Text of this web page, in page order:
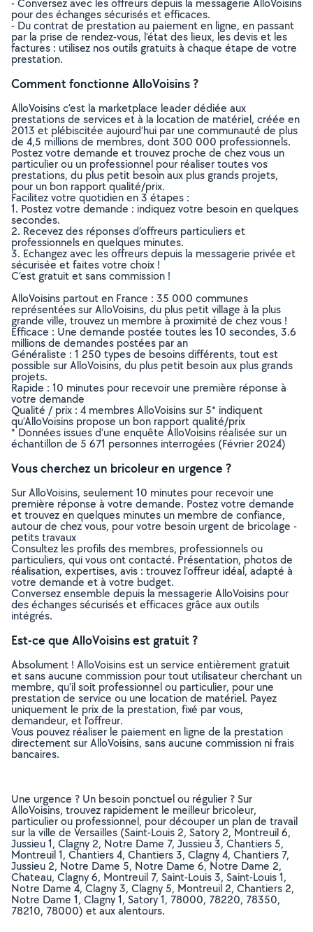
- Conversez avec les offreurs depuis la messagerie AlloVoisins
pour des échanges sécurisés et efficaces.
- Du contrat de prestation au paiement en ligne, en passant
par la prise de rendez-vous, l’état des lieux, les devis et les
factures : utilisez nos outils gratuits à chaque étape de votre
prestation.
Comment fonctionne AlloVoisins ?
AlloVoisins c’est la marketplace leader dédiée aux
prestations de services et à la location de matériel, créée en
2013 et plébiscitée aujourd’hui par une communauté de plus
de 4,5 millions de membres, dont 300 000 professionnels.
Postez votre demande et trouvez proche de chez vous un
particulier ou un professionnel pour réaliser toutes vos
prestations, du plus petit besoin aux plus grands projets,
pour un bon rapport qualité/prix.
Facilitez votre quotidien en 3 étapes :
1. Postez votre demande : indiquez votre besoin en quelques
secondes.
2. Recevez des réponses d’offreurs particuliers et
professionnels en quelques minutes.
3. Echangez avec les offreurs depuis la messagerie privée et
sécurisée et faites votre choix !
C’est gratuit et sans commission !
AlloVoisins partout en France : 35 000 communes
représentées sur AlloVoisins, du plus petit village à la plus
grande ville, trouvez un membre à proximité de chez vous !
Efficace : Une demande postée toutes les 10 secondes, 3.6
millions de demandes postées par an
Généraliste : 1 250 types de besoins différents, tout est
possible sur AlloVoisins, du plus petit besoin aux plus grands
projets.
Rapide : 10 minutes pour recevoir une première réponse à
votre demande
Qualité / prix : 4 membres AlloVoisins sur 5* indiquent
qu’AlloVoisins propose un bon rapport qualité/prix
* Données issues d’une enquête AlloVoisins réalisée sur un
échantillon de 5 671 personnes interrogées (Février 2024)
Vous cherchez un bricoleur en urgence ?
Sur AlloVoisins, seulement 10 minutes pour recevoir une
première réponse à votre demande. Postez votre demande
et trouvez en quelques minutes un membre de confiance,
autour de chez vous, pour votre besoin urgent de bricolage -
petits travaux
Consultez les profils des membres, professionnels ou
particuliers, qui vous ont contacté. Présentation, photos de
réalisation, expertises, avis : trouvez l'offreur idéal, adapté à
votre demande et à votre budget.
Conversez ensemble depuis la messagerie AlloVoisins pour
des échanges sécurisés et efficaces grâce aux outils
intégrés.
Est-ce que AlloVoisins est gratuit ?
Absolument ! AlloVoisins est un service entièrement gratuit
et sans aucune commission pour tout utilisateur cherchant un
membre, qu’il soit professionnel ou particulier, pour une
prestation de service ou une location de matériel. Payez
uniquement le prix de la prestation, fixé par vous,
demandeur, et l’offreur.
Vous pouvez réaliser le paiement en ligne de la prestation
directement sur AlloVoisins, sans aucune commission ni frais
bancaires.
Une urgence ? Un besoin ponctuel ou régulier ? Sur
AlloVoisins, trouvez rapidement le meilleur bricoleur,
particulier ou professionnel, pour découper un plan de travail
sur la ville de Versailles (Saint-Louis 2, Satory 2, Montreuil 6,
Jussieu 1, Clagny 2, Notre Dame 7, Jussieu 3, Chantiers 5,
Montreuil 1, Chantiers 4, Chantiers 3, Clagny 4, Chantiers 7,
Jussieu 2, Notre Dame 5, Notre Dame 6, Notre Dame 2,
Chateau, Clagny 6, Montreuil 7, Saint-Louis 3, Saint-Louis 1,
Notre Dame 4, Clagny 3, Clagny 5, Montreuil 2, Chantiers 2,
Notre Dame 1, Clagny 1, Satory 1, 78000, 78220, 78350,
78210, 78000) et aux alentours.